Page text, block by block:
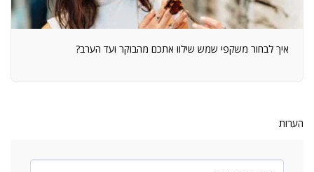
איך לבחור משקפי שמש שילוו אתכם מהבוקר ועד הערב?
הערות